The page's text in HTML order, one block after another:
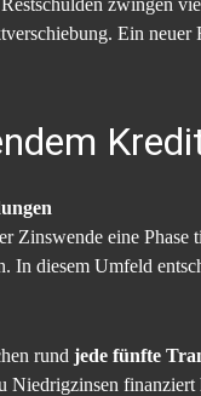
Ein
Zinswende eine
In diesem Umfeld
rund jede fünfte
finanziert